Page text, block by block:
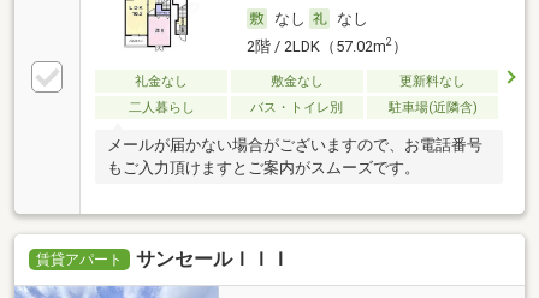
なし
なし
2階 / 2LDK（57.02m2）
礼金なし 敷金なし
更新料なし
二人暮らし
バス・トイレ別 駐車場(近隣含)
メールが届かない場合がございますので、お電話番号
もご入力頂けますとご案内がスムーズです。
賃貸アパート サンセールＩＩＩ